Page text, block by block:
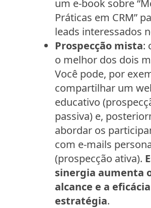
um e-book sobre
Práticas em CRM”
leads interessados
Prospecção mista:
o melhor dos dois
Você pode, por
compartilhar um
educativo
passiva) e,
abordar os
com e-mails
(prospecção ativa).
sinergia aumenta
alcance e a
estratégia.